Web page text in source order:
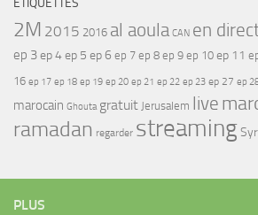
ÉTIQUETTES
2M 2015 2016 al aoula CAN en
ep 3ep 4ep 5 ep 6 ep 7 ep 8 ep 9 ep 10 ep 11
16 ep 17 ep 18 ep 19 ep 20 ep 21 ep 22 ep 23 ep 27 ep
marocain Ghouta gratuit Jerusalem live
ramadan regarder streaming
PLUS